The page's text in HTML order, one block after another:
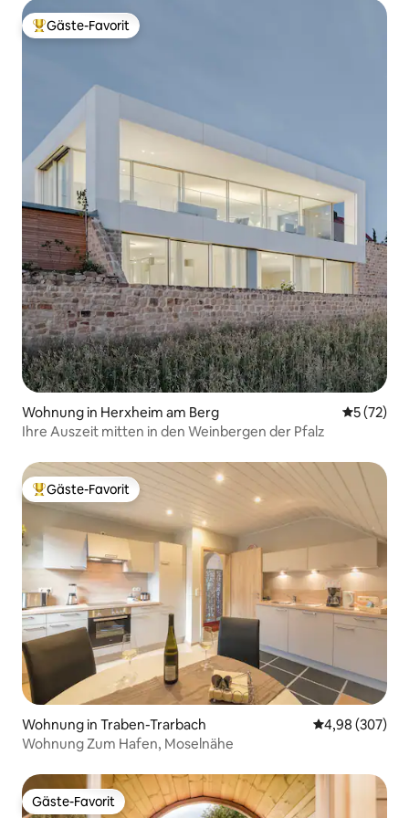
Beliebter Gäste-Favorit.
Gäste-Favorit
Wohnung in Herxheim am Berg
5 (72)
Ihre Auszeit mitten in den Weinbergen der Pfalz
Beliebter Gäste-Favorit.
Gäste-Favorit
Wohnung in Traben-Trarbach
4,98 (307)
Wohnung Zum Hafen, Moselnähe
Gäste-Favorit
Gäste-Favorit